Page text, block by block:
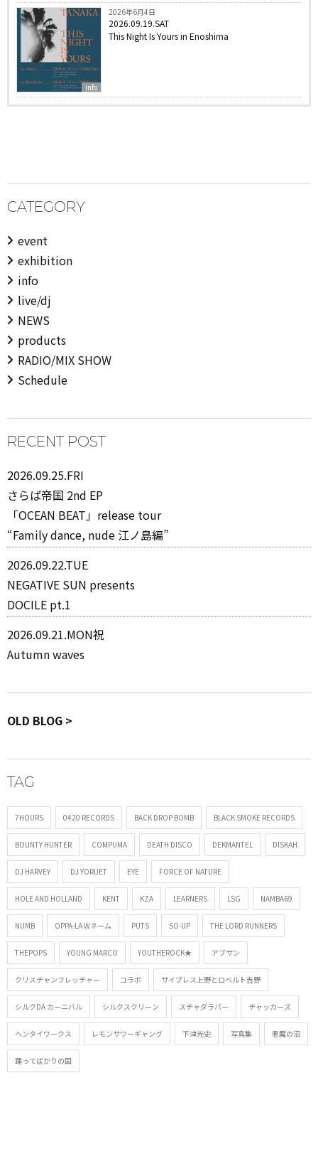
info
2026年6月4日
2026.09.19.SAT
This Night Is Yours in Enoshima
CATEGORY
event
exhibition
info
live/dj
NEWS
products
RADIO/MIX SHOW
Schedule
RECENT POST
2026.09.25.FRI
さらば帝国 2nd EP
「OCEAN BEAT」release tour
“Family dance, nude 江ノ島編”
2026.09.22.TUE
NEGATIVE SUN presents
DOCILE pt.1
2026.09.21.MON祝
Autumn waves
OLD BLOG >
TAG
7HOURS 0420 RECORDS BACK DROP BOMB BLACK SMOKE RECORDS
BOUNTY HUNTER COMPUMA DEATH DISCO DEKMANTEL DISKAH
DJ HARVEY DJ YORUET EYE FORCE OF NATURE
HOLE AND HOLLAND KENT KZA LEARNERS LSG NAMBA69
NUMB OPPA-LA Wネーム PUTS SO-UP THE LORD RUNNERS
THEPOPS YOUNG MARCO YOUTHEROCK★ アブサン
クリスチャンフレッチャー コラボ サイプレス上野とロベルト吉野
シルクDA カーニバル シルクスクリーン スチャダラパー チャッカーズ
ヘンタイワークス レモンサワーギャング 下津光史 写真集 悪魔の沼
踊ってばかりの国